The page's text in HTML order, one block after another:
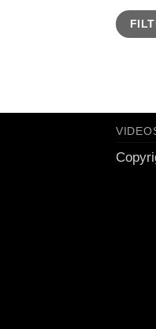
Precio
mínimo
Precio